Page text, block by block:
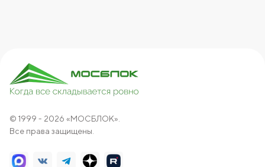
© 1999 - 2026 «МОСБЛОК».
Все права защищены.